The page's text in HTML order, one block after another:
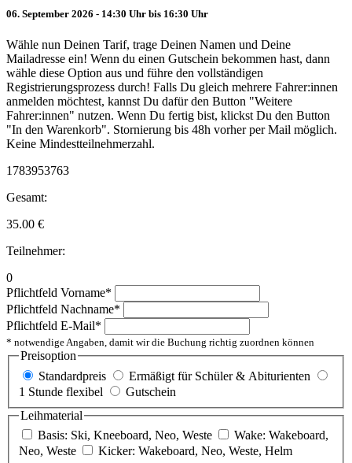
06. September 2026 - 14:30 Uhr bis 16:30 Uhr
Wähle nun Deinen Tarif, trage Deinen Namen und Deine
Mailadresse ein! Wenn du einen Gutschein bekommen hast, dann
wähle diese Option aus und führe den vollständigen
Registrierungsprozess durch! Falls Du gleich mehrere Fahrer:innen
anmelden möchtest, kannst Du dafür den Button "Weitere
Fahrer:innen" nutzen. Wenn Du fertig bist, klickst Du den Button
"In den Warenkorb". Stornierung bis 48h vorher per Mail möglich.
Keine Mindestteilnehmerzahl.
1783953763
Gesamt:
35.00 €
Teilnehmer:
0
Pflichtfeld Vorname*
Pflichtfeld Nachname*
Pflichtfeld E-Mail*
* notwendige Angaben, damit wir die Buchung richtig zuordnen können
Preisoption
Standardpreis
Ermäßigt für Schüler & Abiturienten
1 Stunde flexibel
Gutschein
Leihmaterial
Basis: Ski, Kneeboard, Neo, Weste
Wake: Wakeboard,
Neo, Weste
Kicker: Wakeboard, Neo, Weste, Helm